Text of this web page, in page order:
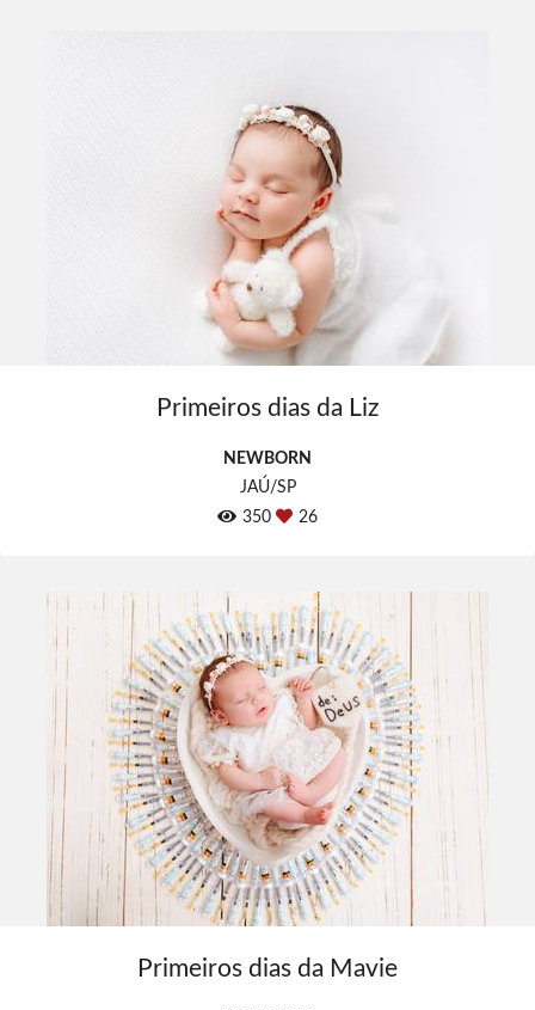
Primeiros dias da Liz
NEWBORN
JAÚ/SP
350
26
Primeiros dias da Mavie